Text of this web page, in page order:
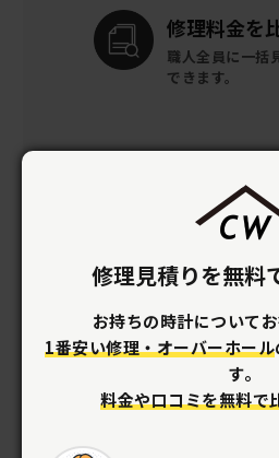
修理料金を
職人全員に一括
できます。
安心して依
わからない事は
決。だから安心
修理後の安
全ての時計に１
修理見積りを無料
お持ちの時計について
1番安い修理・オーバーホール
す。
料金や口コミを無料で